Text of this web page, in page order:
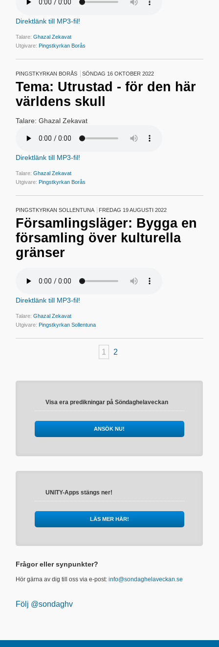
Direktlänk till MP3-fil!
Talare:Ghazal Zekavat
Utgivare:Pingstkyrkan Borås
PINGSTKYRKAN BORÅS SÖNDAG 16 OKTOBER 2022
Tema: Utrustad - för den här
världens skull
Talare: Ghazal Zekavat
Direktlänk till MP3-fil!
Talare:Ghazal Zekavat
Utgivare:Pingstkyrkan Borås
PINGSTKYRKAN SOLLENTUNA FREDAG 19 AUGUSTI 2022
Församlingsläger: Bygga en
församling över kulturella
gränser
Direktlänk till MP3-fil!
Talare:Ghazal Zekavat
Utgivare:Pingstkyrkan Sollentuna
1 2
Visa era predikningar på Söndaghelaveckan
ANSÖK NU!
UNITY-Apps stängs ner!
LÄS MER HÄR!
Frågor eller synpunkter?
Hör gärna av dig till oss via e-post:info@sondaghelaveckan.se
Följ @sondaghv